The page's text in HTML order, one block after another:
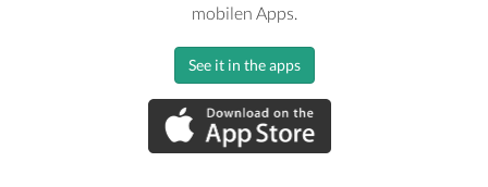
mobilen Apps.
See it in the apps